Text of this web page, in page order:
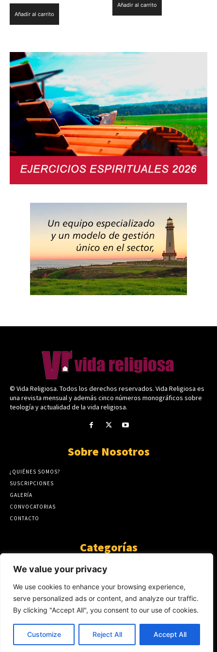
We value your privacy
We use cookies to enhance your browsing experience,
serve personalized ads or content, and analyze our traffic.
By clicking "Accept All", you consent to our use of cookies.
Customize Reject All Accept All
Añadir al carrito
Añadir al carrito
© Vida Religiosa. Todos los derechos reservados. Vida Religiosa es
una revista mensual y además cinco números monográficos sobre
teología y actualidad de la vida religiosa.
Sobre Nosotros
¿QUIÉNES SOMOS?
SUSCRIPCIONES
GALERÍA
CONVOCATORIAS
CONTACTO
Categorías
ARTÍCULOS
GUANTE DE SEDA
AL CALOR DE LA PALABRA
Y YO QUE SÉ
423
NOTICIAS
234
SIN CATEGORÍA
174